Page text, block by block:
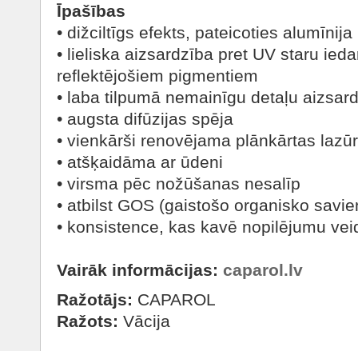
Īpašības
• dižciltīgs efekts, pateicoties alumīnija
• lieliska aizsardzība pret UV staru
reflektējošiem pigmentiem
• laba tilpumā nemainīgu detaļu
• augsta difūzijas spēja
• vienkārši renovējama plānkārtas
• atšķaidāma ar ūdeni
• virsma pēc nožūšanas nesalīp
• atbilst GOS (gaistošo organisko
• konsistence, kas kavē nopilējumu
Vairāk informācijas: caparol.lv
Ražotājs: CAPAROL
Ražots: Vācija